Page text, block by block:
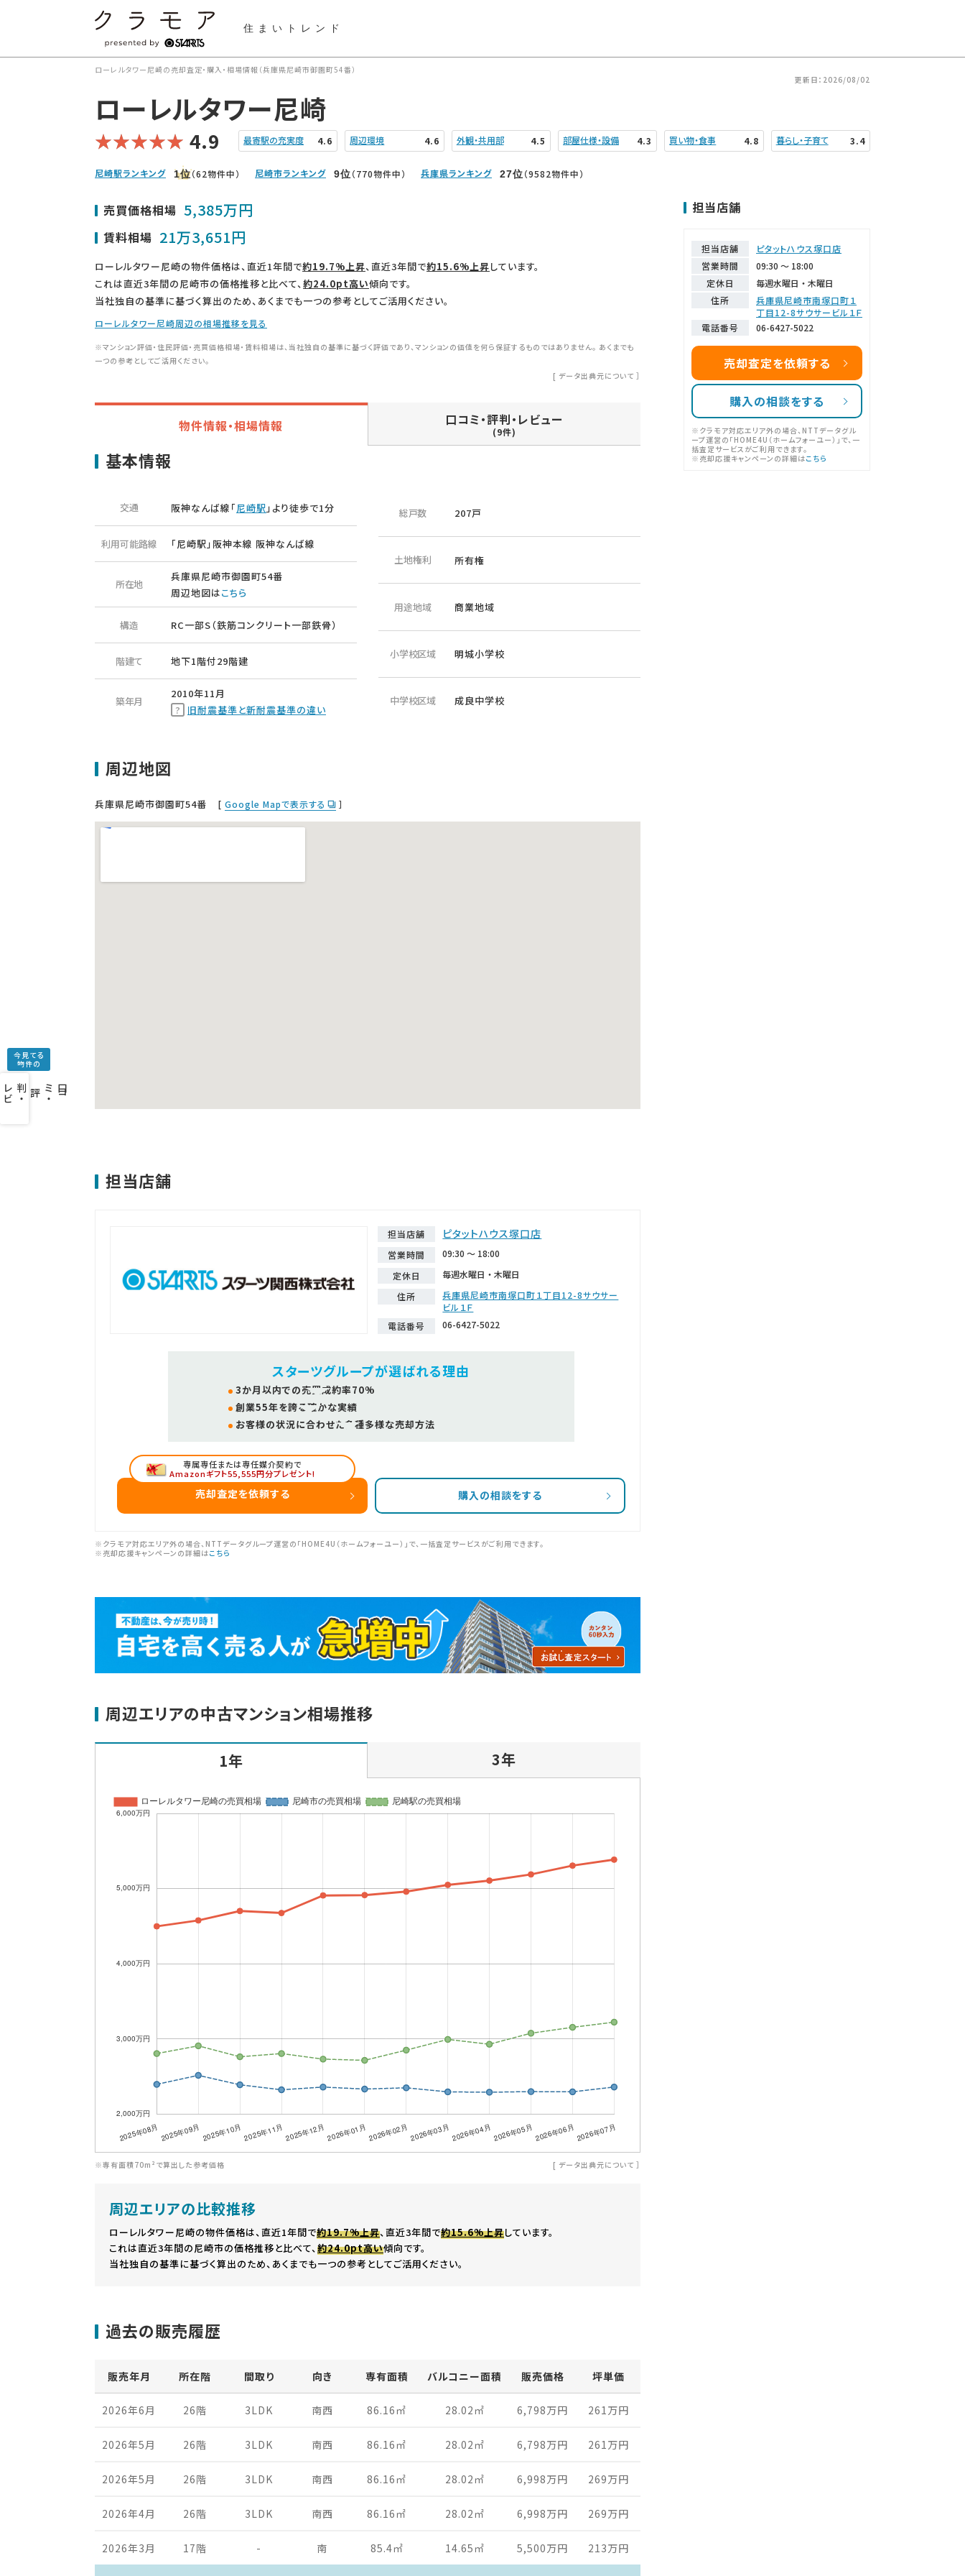
住まいトレンド
ローレルタワー尼崎の売却査定・購入・相場情報（兵庫県尼崎市御園町54番）
更新日：2026/08/02
ローレルタワー尼崎
4.9 最寄駅の充実度 4.6 周辺環境 4.6 外観・共用部 4.5 部屋仕様・設備 4.3 買い物・食事 4.8 暮らし・子育て 3.4
尼崎駅ランキング 1位（62物件中） 尼崎市ランキング 9位（770物件中） 兵庫県ランキング 27位（9582物件中）
今見てる
物件の
口
コ
ミ
・
評 判
・
レ
ビ
ュ
ー
を
み
売買価格相場 5,385万円
賃料相場 21万3,651円
ローレルタワー尼崎の物件価格は、直近1年間で約19.7%上昇、直近3年間で約15.6%上昇しています。
これは直近3年間の尼崎市の価格推移と比べて、約24.0pt高い傾向です。
当社独自の基準に基づく算出のため、あくまでも一つの参考としてご活用ください。
ローレルタワー尼崎周辺の相場推移を見る
※マンション評価・住民評価・売買価格相場・賃料相場は、当社独自の基準に基づく評価であり、マンションの価値を何ら保証するものではありません。 あくまでも
一つの参考としてご活用ください。
[ データ出典元について ］
物件情報・相場情報 口コミ・評判・レビュー
(9件)
基本情報
交通 阪神なんば線「尼崎駅 」より徒歩で1分
利用可能路線 「尼崎駅」阪神本線 阪神なんば線
所在地
兵庫県尼崎市御園町54番
周辺地図はこちら
構造 RC一部S（鉄筋コンクリート一部鉄骨）
階建て 地下1階付29階建
築年月
2010年11月
旧耐震基準と新耐震基準の違い
総戸数 207戸
土地権利 所有権
用途地域 商業地域
小学校区域 明城小学校
中学校区域 成良中学校
周辺地図
兵庫県尼崎市御園町54番 [ Google Mapで表示する ］
担当店舗
担当店舗 ピタットハウス塚口店
営業時間
09:30 ～ 18:00
定休日
毎週水曜日・木曜日
住所
兵庫県尼崎市南塚口町１丁目12-8サウサー
ビル１Ｆ
電話番号
06-6427-5022
スターツグループが選ばれる理由
3か月以内での売買成約率70%
創業55年を誇る確かな実績
お客様の状況に合わせた多種多様な売却方法
専属専任または専任媒介契約で
Amazonギフト55,555円分プレゼント!
売却査定を依頼する 購入の相談をする
※クラモア対応エリア外の場合、NTTデータグループ運営の「HOME4U（ホームフォーユー）」で、一括査定サービスがご利用できます。
※売却応援キャンペーンの詳細はこちら
周辺エリアの中古マンション相場推移
1年 3年
※専有面積70m²で算出した参考価格 [ データ出典元について ］
周辺エリアの比較推移
ローレルタワー尼崎の物件価格は、直近1年間で約19.7%上昇、直近3年間で約15.6%上昇しています。
これは直近3年間の尼崎市の価格推移と比べて、 約24.0pt高い傾向です。
当社独自の基準に基づく算出のため、あくまでも一つの参考としてご活用ください。
過去の販売履歴
販売年月 所在階 間取り 向き 専有面積 バルコニー面積 販売価格 坪単価
2026年6月 26階 3LDK 南西 86.16 ㎡ 28.02 ㎡ 6,798万円 261万円
2026年5月 26階 3LDK 南西 86.16 ㎡ 28.02 ㎡ 6,798万円 261万円
2026年5月 26階 3LDK 南西 86.16 ㎡ 28.02 ㎡ 6,998万円 269万円
2026年4月 26階 3LDK 南西 86.16 ㎡ 28.02 ㎡ 6,998万円 269万円
2026年3月 17階 - 南 85.4㎡ 14.65 ㎡ 5,500万円 213万円
担当店舗
担当店舗
ピタットハウス塚口店
営業時間
09:30 ～ 18:00
定休日
毎週水曜日・木曜日
住所
兵庫県尼崎市南塚口町１
丁目12-8サウサービル１Ｆ
電話番号
06-6427-5022
売却査定を依頼する
購入の相談をする
※クラモア対応エリア外の場合、NTTデータグル
ープ運営の「HOME4U（ホームフォーユー）」で、一
括査定サービスがご利用できます。
※売却応援キャンペーンの詳細はこちら